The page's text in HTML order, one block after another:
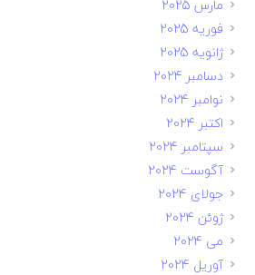
مارس 2025
فوریه 2025
ژانویه 2025
دسامبر 2024
نوامبر 2024
اکتبر 2024
سپتامبر 2024
آگوست 2024
جولای 2024
ژوئن 2024
می 2024
آوریل 2024